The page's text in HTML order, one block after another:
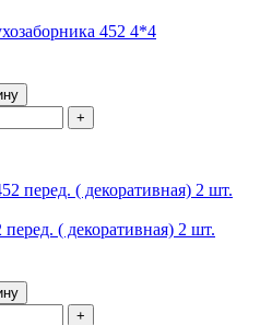
452 4*4
+
( декоративная) 2 шт.
+